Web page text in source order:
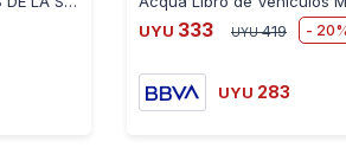
UYU 333 UYU 419 20
UYU 283